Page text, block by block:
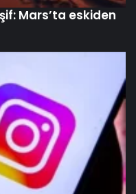
Mars’ta eskiden